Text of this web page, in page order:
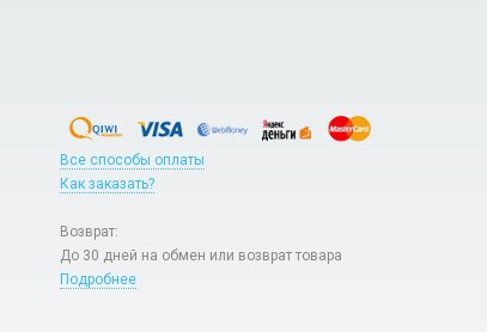
Все способы оплаты
Как заказать?
Возврат:
До 30 дней на обмен или возврат товара
Подробнее